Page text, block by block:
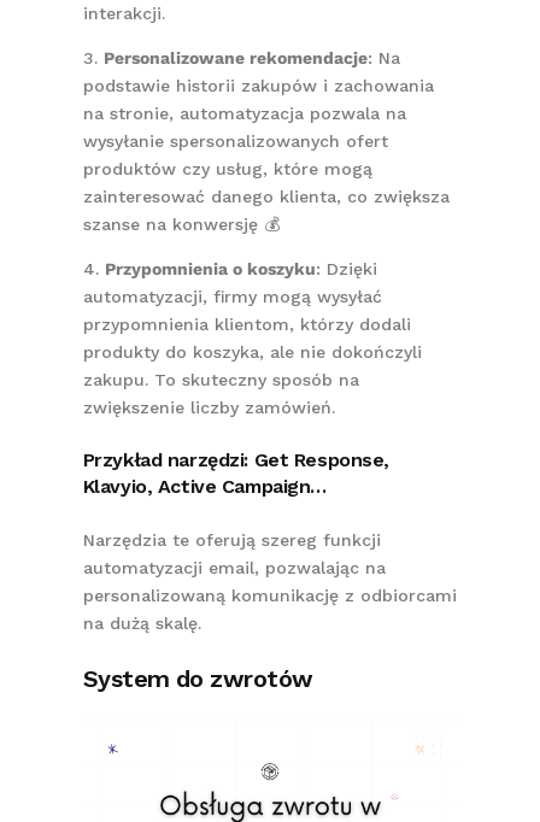
interakcji.
3. Personalizowane rekomendacje: Na
podstawie historii zakupów i zachowania
na stronie, automatyzacja pozwala na
wysyłanie spersonalizowanych ofert
produktów czy usług, które mogą
zainteresować danego klienta, co zwiększa
szanse na konwersję 💰
4. Przypomnienia o koszyku: Dzięki
automatyzacji, firmy mogą wysyłać
przypomnienia klientom, którzy dodali
produkty do koszyka, ale nie dokończyli
zakupu. To skuteczny sposób na
zwiększenie liczby zamówień.
Przykład narzędzi: Get Response,
Klavyio, Active Campaign…
Narzędzia te oferują szereg funkcji
automatyzacji email, pozwalając na
personalizowaną komunikację z odbiorcami
na dużą skalę.
System do zwrotów